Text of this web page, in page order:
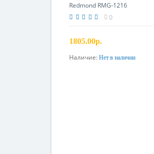
Redmond RMG-1216
0
1805.00р.
Предзаказ
Наличие: Нет в наличии